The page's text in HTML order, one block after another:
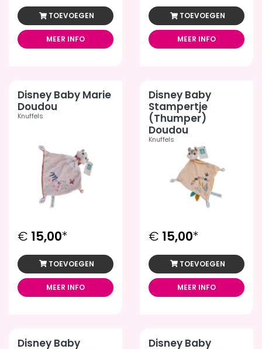
TOEVOEGEN
MEER INFO
TOEVOEGEN
MEER INFO
Disney Baby Marie
Doudou
Knuffels
€ 15,00*
TOEVOEGEN
MEER INFO
Disney Baby
Stampertje
(Thumper)
Doudou
Knuffels
€ 15,00*
TOEVOEGEN
MEER INFO
Disney Baby
Disney Baby